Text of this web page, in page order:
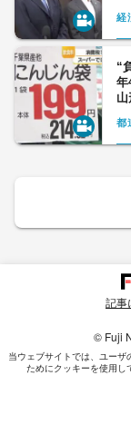
経
“
年
山
都
記事
© Fuji
当ウェブサイトでは、ユー
ためにクッキーを使⽤し